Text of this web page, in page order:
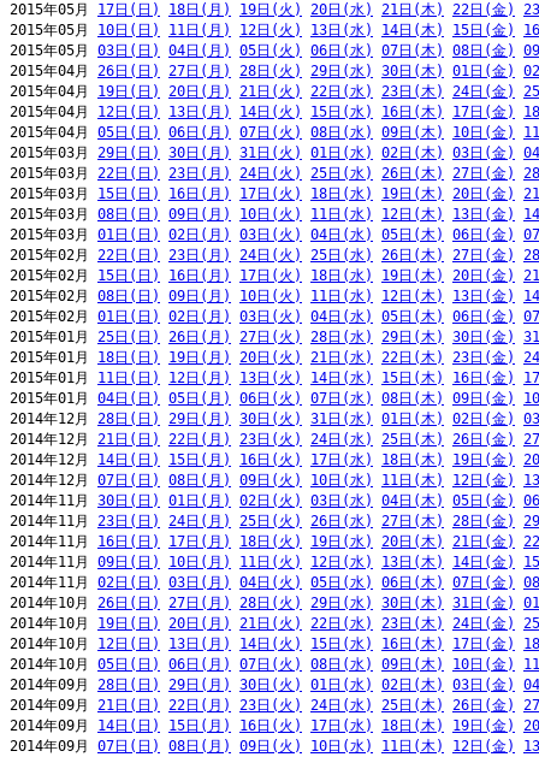
2015年05月 17日(日) 18日(月) 19日(火) 20日(水) 21日(木) 22日(金)
2015年05月 10日(日) 11日(月) 12日(火) 13日(水) 14日(木) 15日(金)
2015年05月 03日(日) 04日(月) 05日(火) 06日(水) 07日(木) 08日(金)
2015年04月 26日(日) 27日(月) 28日(火) 29日(水) 30日(木) 01日(金)
2015年04月 19日(日) 20日(月) 21日(火) 22日(水) 23日(木) 24日(金)
2015年04月 12日(日) 13日(月) 14日(火) 15日(水) 16日(木) 17日(金)
2015年04月 05日(日) 06日(月) 07日(火) 08日(水) 09日(木) 10日(金)
2015年03月 29日(日) 30日(月) 31日(火) 01日(水) 02日(木) 03日(金)
2015年03月 22日(日) 23日(月) 24日(火) 25日(水) 26日(木) 27日(金)
2015年03月 15日(日) 16日(月) 17日(火) 18日(水) 19日(木) 20日(金)
2015年03月 08日(日) 09日(月) 10日(火) 11日(水) 12日(木) 13日(金)
2015年03月 01日(日) 02日(月) 03日(火) 04日(水) 05日(木) 06日(金)
2015年02月 22日(日) 23日(月) 24日(火) 25日(水) 26日(木) 27日(金)
2015年02月 15日(日) 16日(月) 17日(火) 18日(水) 19日(木) 20日(金)
2015年02月 08日(日) 09日(月) 10日(火) 11日(水) 12日(木) 13日(金)
2015年02月 01日(日) 02日(月) 03日(火) 04日(水) 05日(木) 06日(金)
2015年01月 25日(日) 26日(月) 27日(火) 28日(水) 29日(木) 30日(金)
2015年01月 18日(日) 19日(月) 20日(火) 21日(水) 22日(木) 23日(金)
2015年01月 11日(日) 12日(月) 13日(火) 14日(水) 15日(木) 16日(金)
2015年01月 04日(日) 05日(月) 06日(火) 07日(水) 08日(木) 09日(金)
2014年12月 28日(日) 29日(月) 30日(火) 31日(水) 01日(木) 02日(金)
2014年12月 21日(日) 22日(月) 23日(火) 24日(水) 25日(木) 26日(金)
2014年12月 14日(日) 15日(月) 16日(火) 17日(水) 18日(木) 19日(金)
2014年12月 07日(日) 08日(月) 09日(火) 10日(水) 11日(木) 12日(金)
2014年11月 30日(日) 01日(月) 02日(火) 03日(水) 04日(木) 05日(金)
2014年11月 23日(日) 24日(月) 25日(火) 26日(水) 27日(木) 28日(金)
2014年11月 16日(日) 17日(月) 18日(火) 19日(水) 20日(木) 21日(金)
2014年11月 09日(日) 10日(月) 11日(火) 12日(水) 13日(木) 14日(金)
2014年11月 02日(日) 03日(月) 04日(火) 05日(水) 06日(木) 07日(金)
2014年10月 26日(日) 27日(月) 28日(火) 29日(水) 30日(木) 31日(金)
2014年10月 19日(日) 20日(月) 21日(火) 22日(水) 23日(木) 24日(金)
2014年10月 12日(日) 13日(月) 14日(火) 15日(水) 16日(木) 17日(金)
2014年10月 05日(日) 06日(月) 07日(火) 08日(水) 09日(木) 10日(金)
2014年09月 28日(日) 29日(月) 30日(火) 01日(水) 02日(木) 03日(金)
2014年09月 21日(日) 22日(月) 23日(火) 24日(水) 25日(木) 26日(金)
2014年09月 14日(日) 15日(月) 16日(火) 17日(水) 18日(木) 19日(金)
2014年09月 07日(日) 08日(月) 09日(火) 10日(水) 11日(木) 12日(金)